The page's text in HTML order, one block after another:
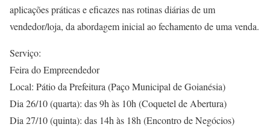
aplicações práticas e eficazes nas rotinas diárias de um
vendedor/loja, da abordagem inicial ao fechamento de uma venda.
Serviço:
Feira do Empreendedor
Local: Pátio da Prefeitura (Paço Municipal de Goianésia)
Dia 26/10 (quarta): das 9h às 10h (Coquetel de Abertura)
Dia 27/10 (quinta): das 14h às 18h (Encontro de Negócios)